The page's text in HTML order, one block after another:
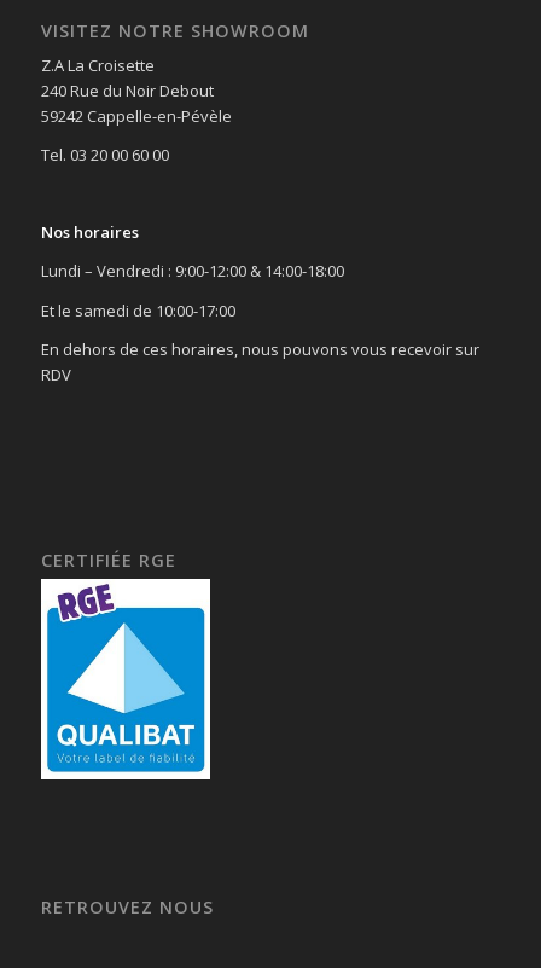
VISITEZ NOTRE SHOWROOM
Z.A La Croisette
240 Rue du Noir Debout
59242 Cappelle-en-Pévèle
Tel. 03 20 00 60 00
Nos horaires
Lundi – Vendredi : 9:00-12:00 & 14:00-18:00
Et le samedi de 10:00-17:00
En dehors de ces horaires, nous pouvons vous recevoir sur
RDV
CERTIFIÉE RGE
RETROUVEZ NOUS